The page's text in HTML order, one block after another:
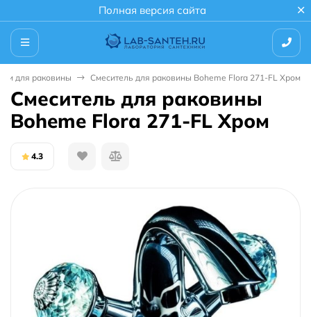
Полная версия сайта
для раковины Смеситель для раковины Boheme Flora 271-FL Хром
Смеситель для раковины
Boheme Flora 271-FL Хром
4.3